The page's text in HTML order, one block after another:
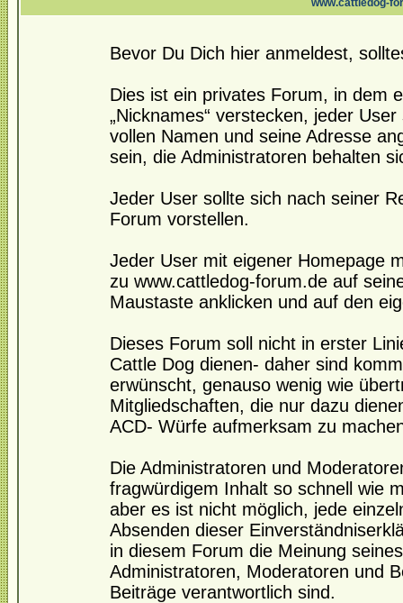
www.cattledog-
Bevor Du Dich hier anmeldest,
Dies ist ein privates Forum, in dem
„Nicknames“ verstecken, jeder
vollen Namen und seine Adresse
sein, die Administratoren behalten
Jeder User sollte sich nach seiner
Forum vorstellen.
Jeder User mit eigener Homepage
zu www.cattledog-forum.de auf
Maustaste anklicken und auf den
Dieses Forum soll nicht in erster
Cattle Dog dienen- daher sind
erwünscht, genauso wenig wie
Mitgliedschaften, die nur dazu
ACD- Würfe aufmerksam zu
Die Administratoren und
fragwürdigem Inhalt so schnell wie
aber es ist nicht möglich, jede
Absenden dieser
in diesem Forum die Meinung
Administratoren, Moderatoren und
Beiträge verantwortlich sind.